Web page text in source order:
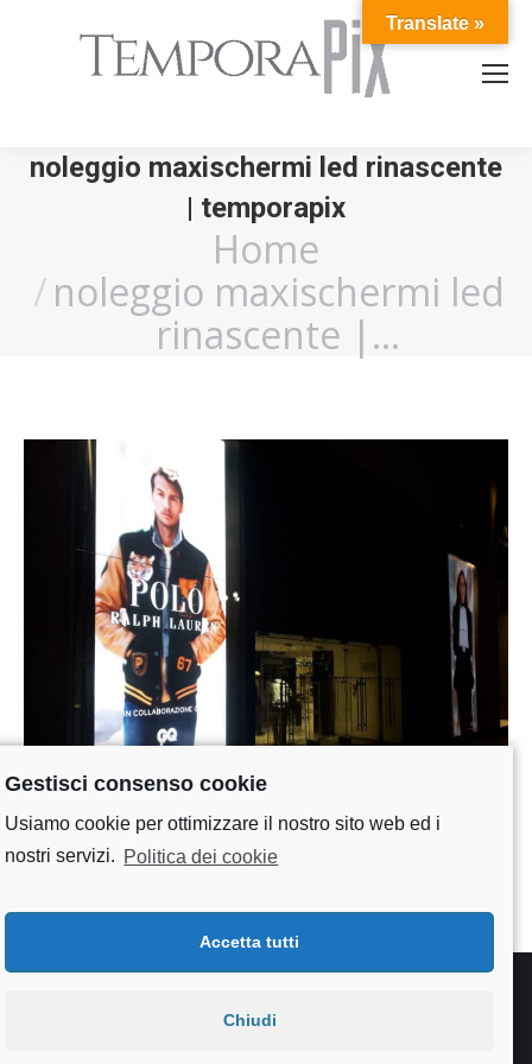
Gestisci consenso cookie
Usiamo cookie per ottimizzare il nostro sito web ed i
nostri servizi. Politica dei cookie
Accetta tutti
Chiudi
noleggio maxischermi led rinascente
| temporapix
Home
noleggio maxischermi led
rinascente |…
noleggio maxischermi led rinascente |
temporapix
Translate »